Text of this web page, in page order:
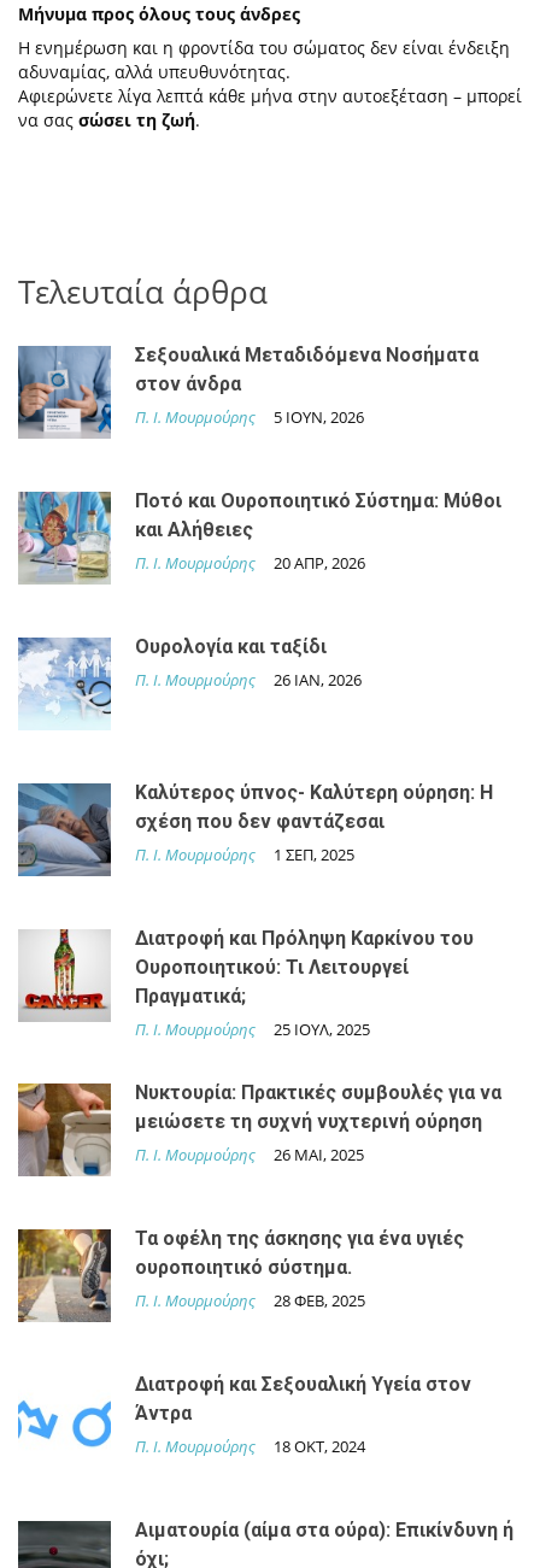
Μήνυμα προς όλους τους άνδρες
Η ενημέρωση και η φροντίδα του σώματος δεν είναι ένδειξη
αδυναμίας, αλλά υπευθυνότητας.
Αφιερώνετε λίγα λεπτά κάθε μήνα στην αυτοεξέταση – μπορεί
να σας σώσει τη ζωή.
Τελευταία άρθρα
Σεξουαλικά Μεταδιδόμενα Νοσήματα
στον άνδρα
Π. Ι. Μουρμούρης 5 ΙΟΥΝ, 2026
Ποτό και Ουροποιητικό Σύστημα: Μύθοι
και Αλήθειες
Π. Ι. Μουρμούρης 20 ΑΠΡ, 2026
Ουρολογία και ταξίδι
Π. Ι. Μουρμούρης 26 IAN, 2026
Καλύτερος ύπνος- Καλύτερη ούρηση: H
σχέση που δεν φαντάζεσαι
Π. Ι. Μουρμούρης 1 ΣΕΠ, 2025
Διατροφή και Πρόληψη Καρκίνου του
Ουροποιητικού: Τι Λειτουργεί
Πραγματικά;
Π. Ι. Μουρμούρης 25 ΙΟΥΛ, 2025
Νυκτουρία: Πρακτικές συμβουλές για να
μειώσετε τη συχνή νυχτερινή ούρηση
Π. Ι. Μουρμούρης 26 ΜΑΙ, 2025
Τα οφέλη της άσκησης για ένα υγιές
ουροποιητικό σύστημα.
Π. Ι. Μουρμούρης 28 ΦΕΒ, 2025
Διατροφή και Σεξουαλική Υγεία στον
Άντρα
Π. Ι. Μουρμούρης 18 ΟΚΤ, 2024
Αιματουρία (αίμα στα ούρα): Επικίνδυνη ή
όχι;